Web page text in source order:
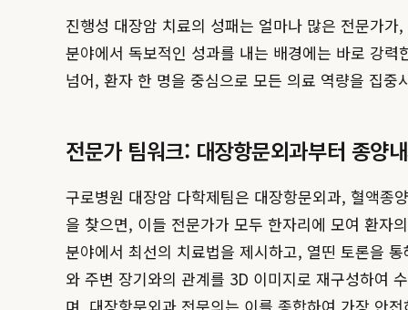
진행성 대장암 치료의 성패는 얼마나 많은 전문가
분야에서 독보적인 성과를 내는 배경에는 바로 강력
넘어, 환자 한 명을 중심으로 모든 의료 역량을 집중
전문가 팀워크: 대장항문외과부터 종양
구로병원 대장암 다학제팀은 대장항문외과, 혈액종
을 찾으면, 이들 전문가가 모두 한자리에 모여 환자
분야에서 최선의 치료법을 제시하고, 열띤 토론을
와 주변 장기와의 관계를 3D 이미지로 재구성하여